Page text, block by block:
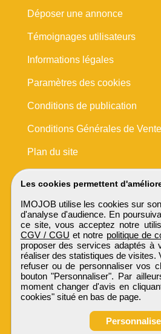
Les cookies permettent
IMOJOB utilise les cookies sur
d'analyse d'audience. En
ce site, vous acceptez notre
CGV / CGU et notre politique de
proposer des services adaptés à
réaliser des statistiques de visites.
refuser ou de personnaliser vos
bouton "Personnaliser". Par
moment changer d'avis en
cookies" situé en bas de page.
Déposer une annonce
Témoignages utilisateurs
Informations légales
Paramètres des cookies
Conditions de publication
Conditions Générales de Vente
Plan du site